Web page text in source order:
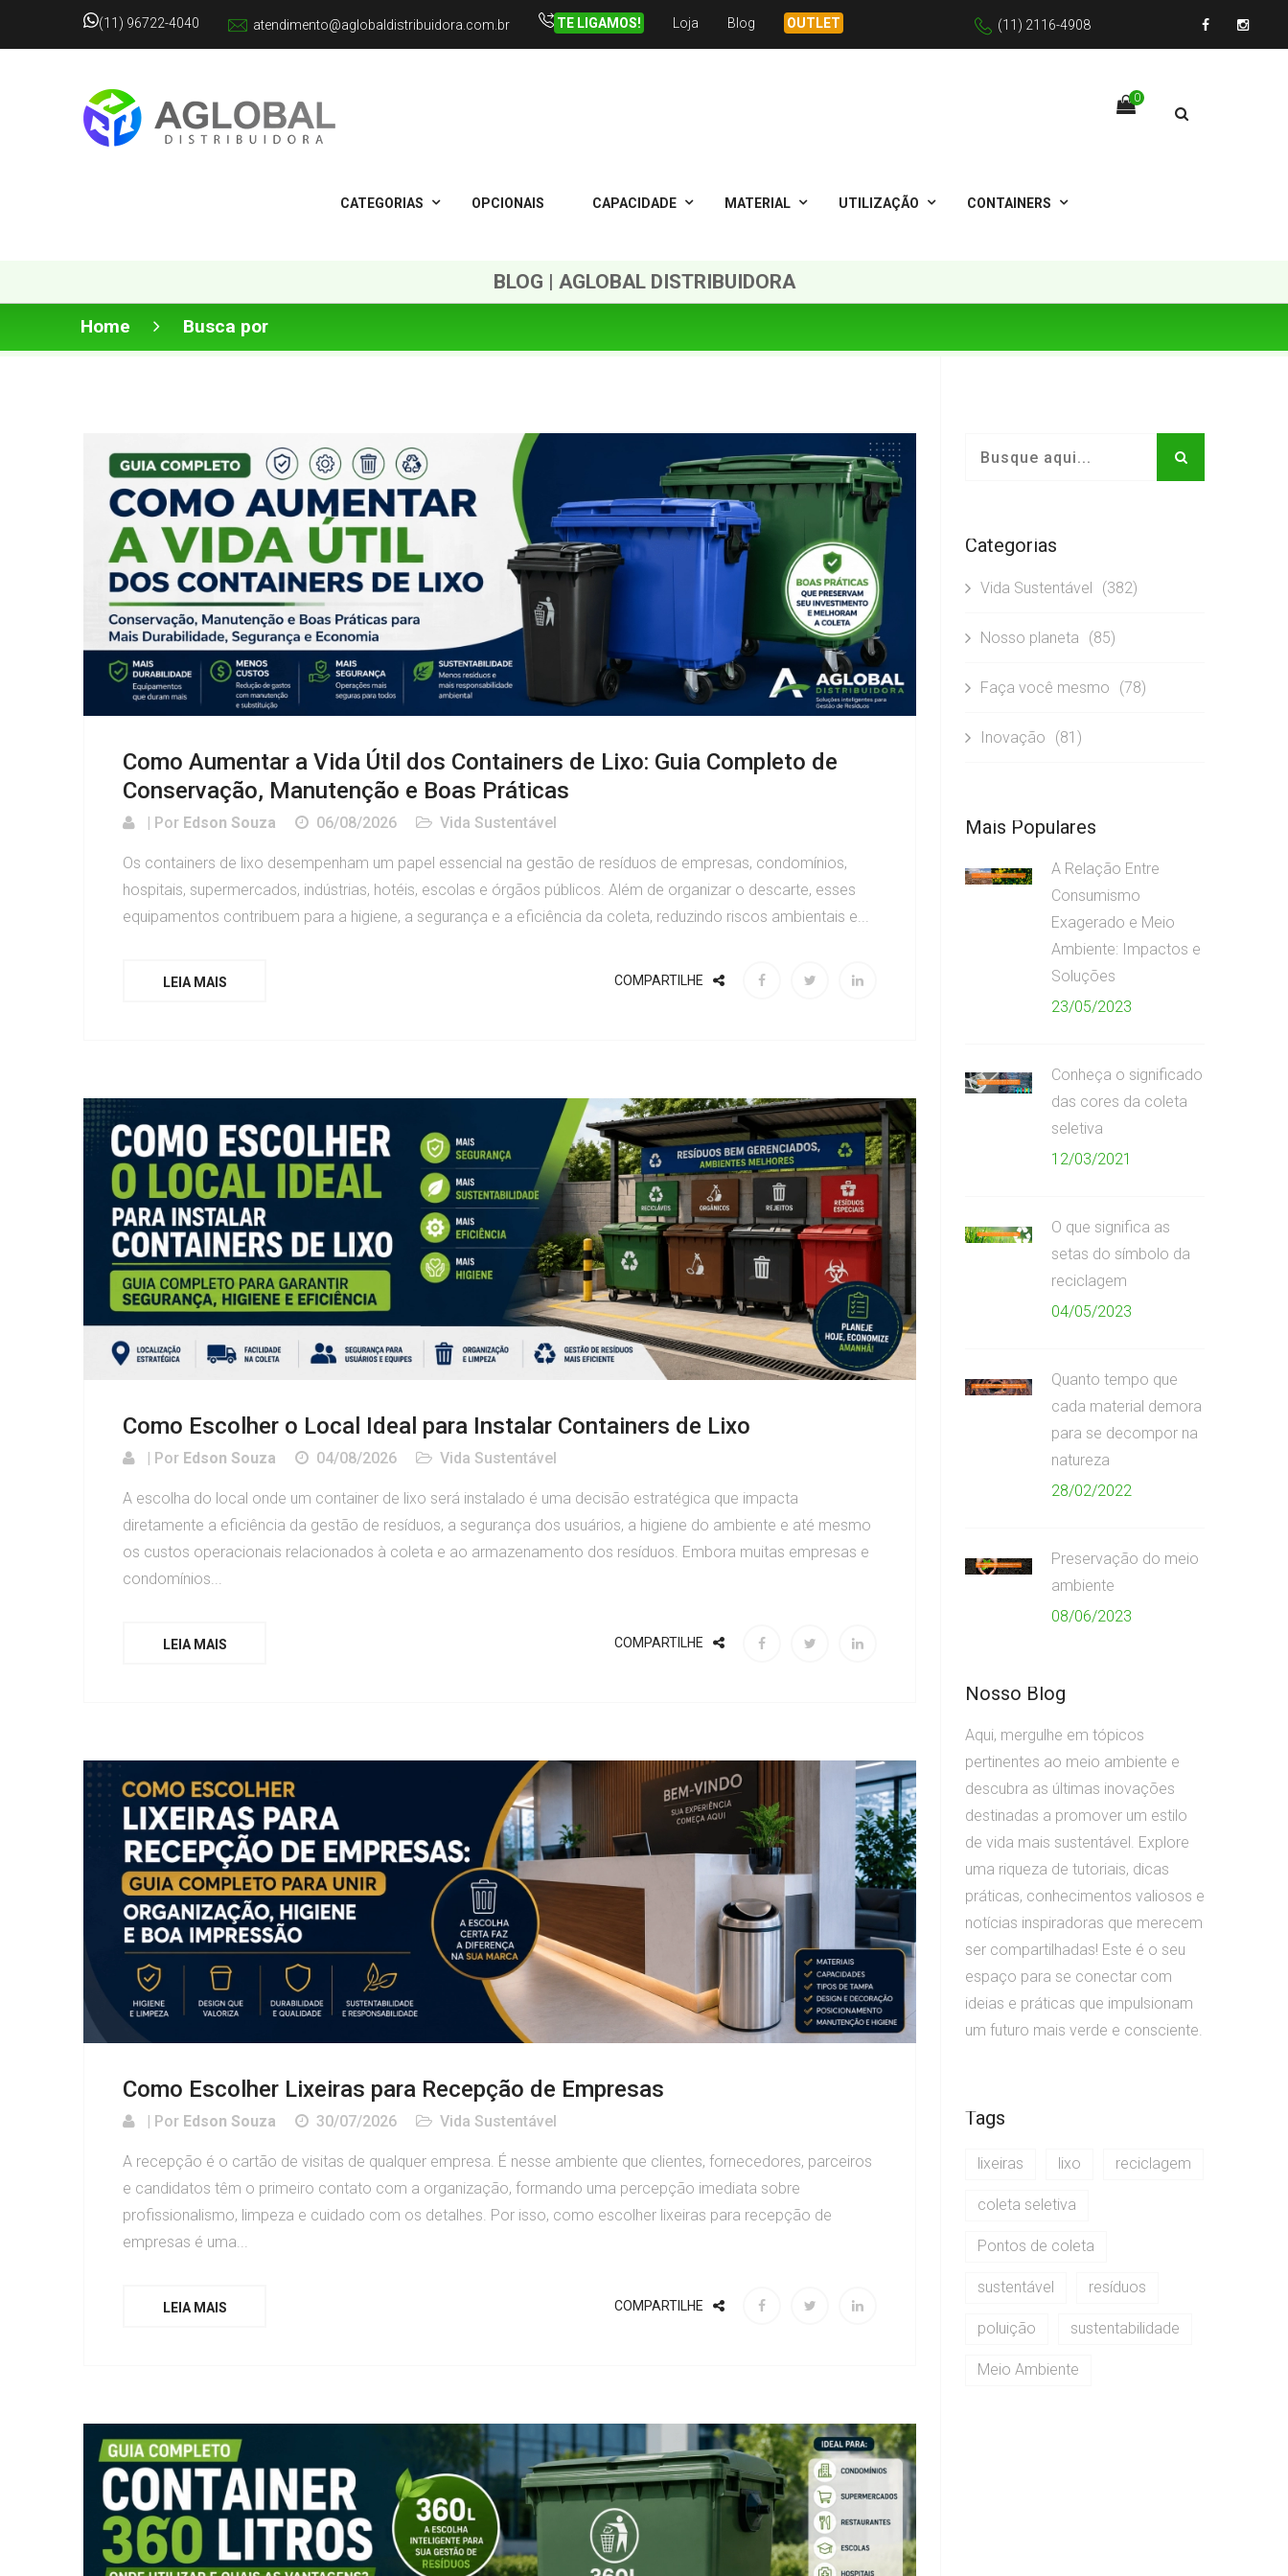
(11) 96722-4040 atendimento@aglobaldistribuidora.com.br TE LIGAMOS! Loja Blog OUTLET (11) 2116-4908
Facebook
0
CATEGORIAS OPCIONAIS CAPACIDADE MATERIAL UTILIZAÇÃO CONTAINERS
BLOG | AGLOBAL DISTRIBUIDORA
Home Busca por
Como Aumentar a Vida Útil dos Containers de Lixo: Guia Completo de
Conservação, Manutenção e Boas Práticas
| Por Edson Souza 06/08/2026 Vida Sustentável
Os containers de lixo desempenham um papel essencial na gestão de resíduos de empresas, condomínios,
hospitais, supermercados, indústrias, hotéis, escolas e órgãos públicos. Além de organizar o descarte, esses
equipamentos contribuem para a higiene, a segurança e a eficiência da coleta, reduzindo riscos ambientais e...
LEIA MAIS COMPARTILHE
Como Escolher o Local Ideal para Instalar Containers de Lixo
| Por Edson Souza 04/08/2026 Vida Sustentável
A escolha do local onde um container de lixo será instalado é uma decisão estratégica que impacta
diretamente a eficiência da gestão de resíduos, a segurança dos usuários, a higiene do ambiente e até mesmo
os custos operacionais relacionados à coleta e ao armazenamento dos resíduos. Embora muitas empresas e
condomínios...
LEIA MAIS COMPARTILHE
Como Escolher Lixeiras para Recepção de Empresas
| Por Edson Souza 30/07/2026 Vida Sustentável
A recepção é o cartão de visitas de qualquer empresa. É nesse ambiente que clientes, fornecedores, parceiros
e candidatos têm o primeiro contato com a organização, formando uma percepção imediata sobre
profissionalismo, limpeza e cuidado com os detalhes. Por isso, como escolher lixeiras para recepção de
empresas é uma...
LEIA MAIS COMPARTILHE
Categorias
Vida Sustentável (382)
Nosso planeta (85)
Faça você mesmo (78)
Inovação (81)
Mais Populares
A Relação Entre
Consumismo
Exagerado e Meio
Ambiente: Impactos e
Soluções
23/05/2023
Conheça o significado
das cores da coleta
seletiva
12/03/2021
O que significa as
setas do símbolo da
reciclagem
04/05/2023
Quanto tempo que
cada material demora
para se decompor na
natureza
28/02/2022
Preservação do meio
ambiente
08/06/2023
Nosso Blog
Aqui, mergulhe em tópicos
pertinentes ao meio ambiente e
descubra as últimas inovações
destinadas a promover um estilo
de vida mais sustentável. Explore
uma riqueza de tutoriais, dicas
práticas, conhecimentos valiosos e
notícias inspiradoras que merecem
ser compartilhadas! Este é o seu
espaço para se conectar com
ideias e práticas que impulsionam
um futuro mais verde e consciente.
Tags
lixeiras lixo reciclagem
coleta seletiva
Pontos de coleta
sustentável resíduos
poluição sustentabilidade
Meio Ambiente